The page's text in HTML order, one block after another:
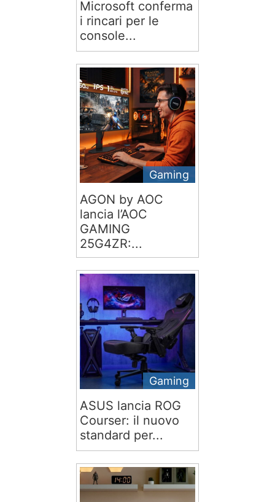
Microsoft conferma
i rincari per le
console...
Gaming
AGON by AOC
lancia l’AOC
GAMING
25G4ZR:...
Gaming
ASUS lancia ROG
Courser: il nuovo
standard per...